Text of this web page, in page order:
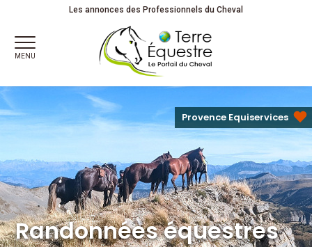
Randonnées équestresLes annonces des Professionnels du Cheval
MENU
Randonnées équestres
Provence Equiservices